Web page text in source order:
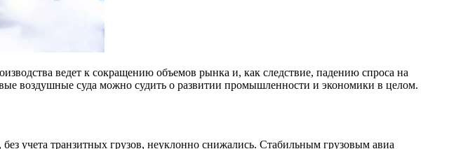
ведет к сокращению объемов рынка и, как следствие, падению спроса на
воздушные суда можно судить о развитии промышленности и экономики в целом.
учета транзитных грузов, неуклонно снижались. Стабильным грузовым авиа